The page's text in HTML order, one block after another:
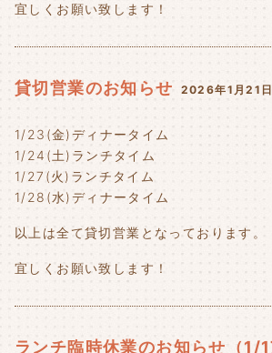
宜しくお願い致します！
貸切営業のお知らせ 2026年1月21日
1/23(金)ディナータイム
1/24(土)ランチタイム
1/27(火)ランチタイム
1/28(水)ディナータイム
以上は全て貸切営業となっております。
宜しくお願い致します！
ランチ臨時休業のお知らせ（1/